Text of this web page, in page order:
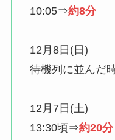
10:05⇒約8分
12月8日(日)
待機列に並んだ
12月7日(土)
13:30頃⇒約20分